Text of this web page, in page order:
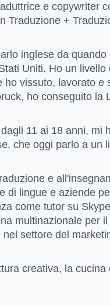
e copywriter
Traduzione +
inglese da quando
Uniti. Ho un livello
ho vissuto, lavorato e
ho conseguito la
11 ai 18 anni, mi
che oggi parlo a un
e
di lingue e aziende
come tutor su
multinazionale per il
settore del
creativa, la cucina